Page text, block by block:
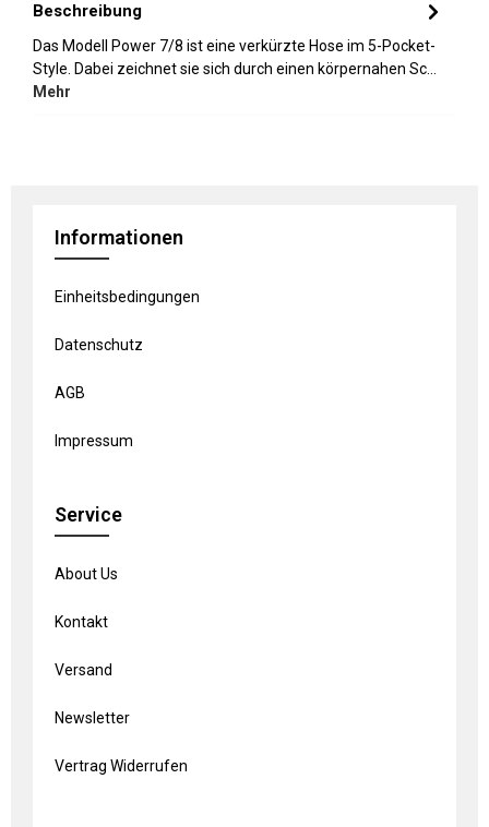
Beschreibung
Das Modell Power 7/8 ist eine verkürzte Hose im 5-Pocket-
Style. Dabei zeichnet sie sich durch einen körpernahen Sc…
Mehr
Informationen
Einheitsbedingungen
Datenschutz
AGB
Impressum
Service
About Us
Kontakt
Versand
Newsletter
Vertrag Widerrufen